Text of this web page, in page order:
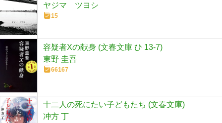
ヤジマ ツヨシ
15
容疑者Xの献身 (文春文庫 ひ 13-7)
東野 圭吾
66167
十二人の死にたい子どもたち (文春文庫)
冲方 丁